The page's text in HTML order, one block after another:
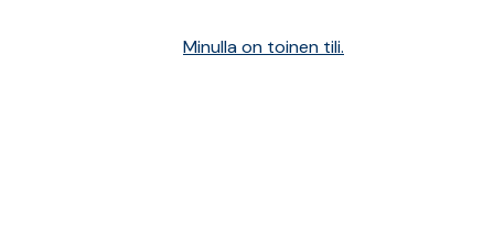
Minulla on toinen tili.